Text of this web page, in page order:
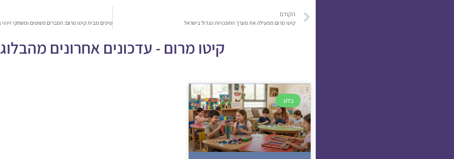
הקודם
קיטו מרום מפעילה את מערך החונכויות הגדול בישראל
קיטו מרום - עדכונים אחרונים מהבלוג
בלוג